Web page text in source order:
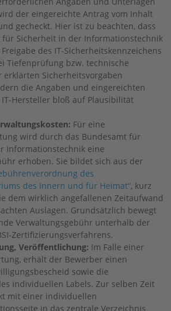
der eingereichte Antrag vom Inhalt
gecheckt. Hier ist zu beachten, dass
für Sicherheit in der Informationstechnik
des IT-Sicherheitskennzeichens
Tiefenprüfung bzw. technische
erklärten Sicherheitsvorgaben
die Angaben und eingereichten
Hersteller bloß auf Plausibilität
Für eine
wird durch das Bundesamt für
Informationstechnik eine
erhoben. Sie bildet sich aus der
des
des Innern und für Heimat“, kurz
dem wirklich angefallenen Zeitaufwand
Auslagen. Grundsätzlich bewegt
Verwaltungsgebühr unterhalb der
Zertifizierungsverfahrens.
Veröffentlichung: Im Falle einer
erhält der Bewerber einen
sowie die
individuellen Labels. Zur selben Zeit
mit einer individuellen
in das zentrale Verzeichnis